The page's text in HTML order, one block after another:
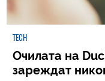
TECH
Очилата на
зареждат